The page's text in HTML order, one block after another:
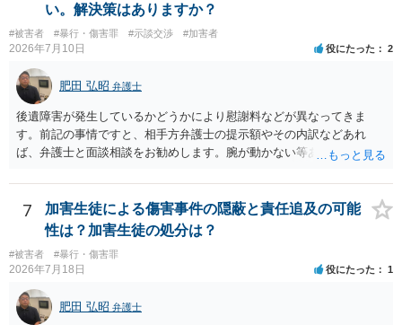
い。解決策はありますか？
#被害者 #暴行・傷害罪 #示談交渉 #加害者
2026年7月10日 役にたった 2
肥田 弘昭 弁護士
後遺障害が発生しているかどうかにより慰謝料などが異なってきま
す。前記の事情ですと、相手方弁護士の提示額やその内訳などあれ
ば、弁護士と面談相談をお勧めします。腕が動かない等あれば後遺障
となります。ご参考にしてください。
7
加害生徒による傷害事件の隠蔽と責任追及の可能
性は？加害生徒の処分は？
#被害者 #暴行・傷害罪
2026年7月18日 役にたった 1
肥田 弘昭 弁護士